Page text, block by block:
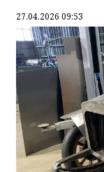
27.04.2026 09:53